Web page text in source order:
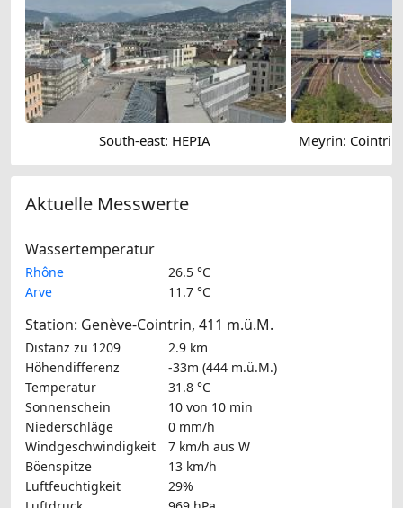
South-east: HEPIA
Aktuelle Messwerte
Wassertemperatur
Rhône
26.5 °C
Arve
11.7 °C
Station: Genève-Cointrin, 411 m.ü.M.
Distanz zu 1209
2.9 km
Höhendifferenz
-33m (444 m.ü.M.)
Temperatur
31.8 °C
Sonnenschein
10 von 10 min
Niederschläge
0 mm/h
Windgeschwindigkeit
7 km/h aus W
Böenspitze
13 km/h
Luftfeuchtigkeit
29%